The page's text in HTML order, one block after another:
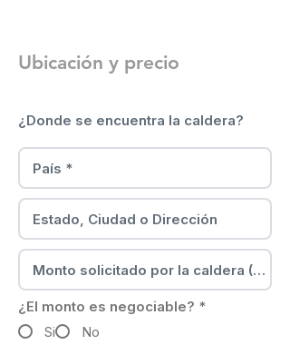
Ubicación y precio
¿Donde se encuentra la caldera?
¿El monto es negociable? *
Si
No